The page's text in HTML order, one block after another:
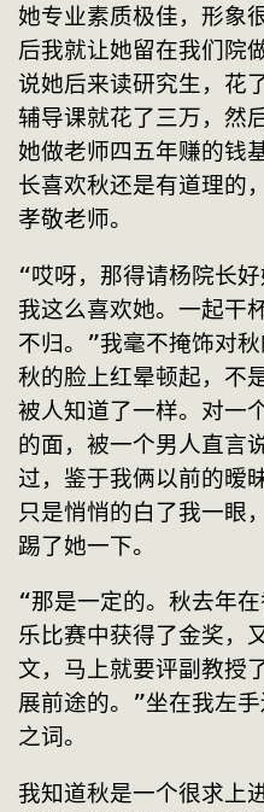
她专业素质极佳，形象
后我就让她留在我们院
说她后来读研究生，花
辅导课就花了三万，然
她做老师四五年赚的钱
长喜欢秋还是有道理的
孝敬老师。
“哎呀，那得请杨院长
我这么喜欢她。一起干
不归。”我毫不掩饰对
秋的脸上红晕顿起，不
被人知道了一样。对一
的面，被一个男人直言
过，鉴于我俩以前的暧
只是悄悄的白了我一眼
踢了她一下。
“那是一定的。秋去年
乐比赛中获得了金奖，
文，马上就要评副教授
展前途的。”坐在我左
之词。
我知道秋是一个很求上